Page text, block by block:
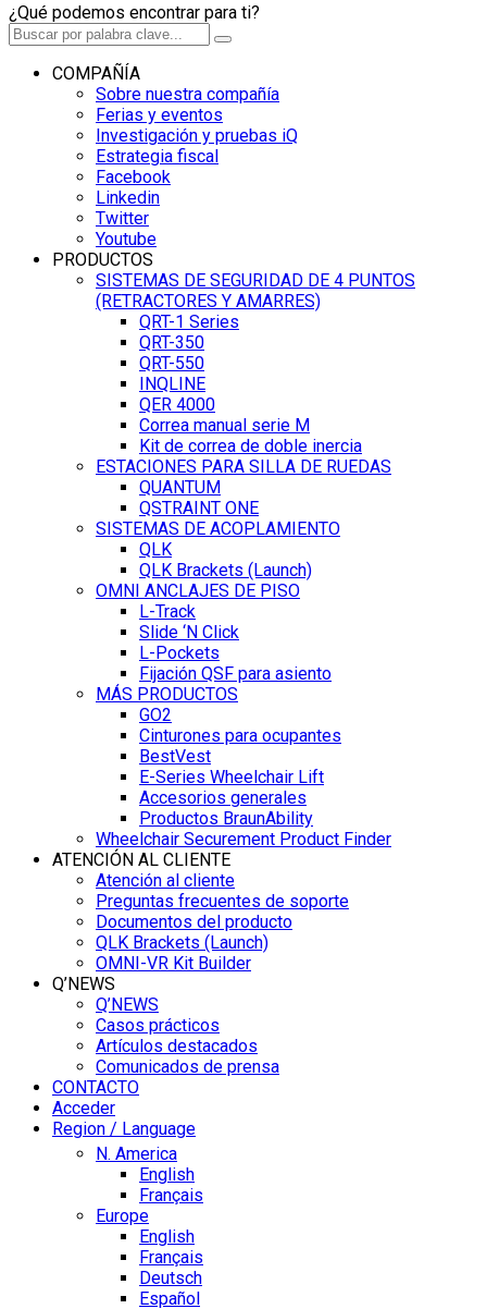
¿Qué podemos encontrar para ti?
COMPAÑÍA
Sobre nuestra compañía
Ferias y eventos
Investigación y pruebas iQ
Estrategia fiscal
Facebook
Linkedin
Twitter
Youtube
PRODUCTOS
SISTEMAS DE SEGURIDAD DE 4 PUNTOS
(RETRACTORES Y AMARRES)
QRT-1 Series
QRT-350
QRT-550
INQLINE
QER 4000
Correa manual serie M
Kit de correa de doble inercia
ESTACIONES PARA SILLA DE RUEDAS
QUANTUM
QSTRAINT ONE
SISTEMAS DE ACOPLAMIENTO
QLK
QLK Brackets (Launch)
OMNI ANCLAJES DE PISO
L-Track
Slide ‘N Click
L-Pockets
Fijación QSF para asiento
MÁS PRODUCTOS
GO2
Cinturones para ocupantes
BestVest
E-Series Wheelchair Lift
Accesorios generales
Productos BraunAbility
Wheelchair Securement Product Finder
ATENCIÓN AL CLIENTE
Atención al cliente
Preguntas frecuentes de soporte
Documentos del producto
QLK Brackets (Launch)
OMNI-VR Kit Builder
Q’NEWS
Q’NEWS
Casos prácticos
Artículos destacados
Comunicados de prensa
CONTACTO
Acceder
Region / Language
N. America
English
Français
Europe
English
Français
Deutsch
Español